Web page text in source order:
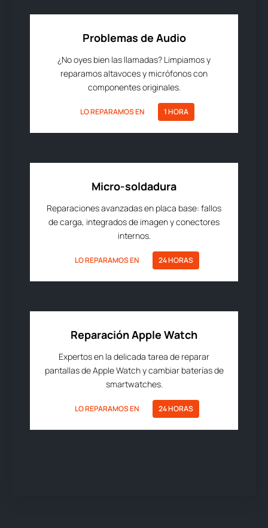
Problemas de Audio
¿No oyes bien las llamadas? Limpiamos y
reparamos altavoces y micrófonos con
componentes originales.
LO REPARAMOS EN 1 HORA
Micro-soldadura
Reparaciones avanzadas en placa base: fallos
de carga, integrados de imagen y conectores
internos.
LO REPARAMOS EN 24 HORAS
Reparación Apple Watch
Expertos en la delicada tarea de reparar
pantallas de Apple Watch y cambiar baterías de
smartwatches.
LO REPARAMOS EN 24 HORAS